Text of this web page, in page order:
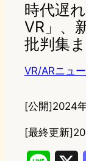
時代遅
VR」、
批判集
VR/ARニュ
[公開]2024
[最終更新]